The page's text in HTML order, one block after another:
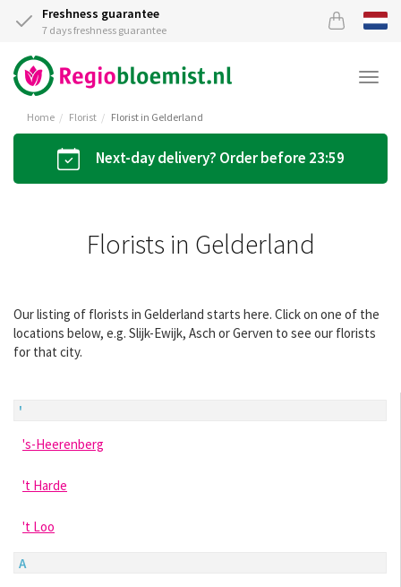
Freshness guarantee
7 days freshness guarantee
Home Florist Florist in Gelderland
Next-day delivery? Order before 23:59
Florists in Gelderland
Our listing of florists in Gelderland starts here. Click on one of the
locations below, e.g. Slijk-Ewijk, Asch or Gerven to see our florists
for that city.
'
's-Heerenberg
't Harde
't Loo
A